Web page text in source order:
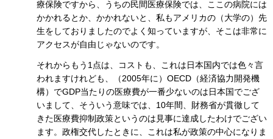
療保険ですから、うちの民間医療保険では、ここの病院には
かかれるとか、かかれないと、私もアメリカの（大学の）先
生をしておりましたのでよく知っていますが、そこは非常に
アクセスが自由じゃないのです。
それからもう1点は、コストも、これは日本国内では色々言
われますけれども、（2005年に）OECD（経済協力開発機
構）でGDP当たりの医療費が一番少ないのは日本国でござ
いまして、そういう意味では、10年間、財務省が貫徹して
きた医療費抑制政策というのは見事に達成したわけでござい
ます。政権交代したときに、これは私が政策の中心になりま